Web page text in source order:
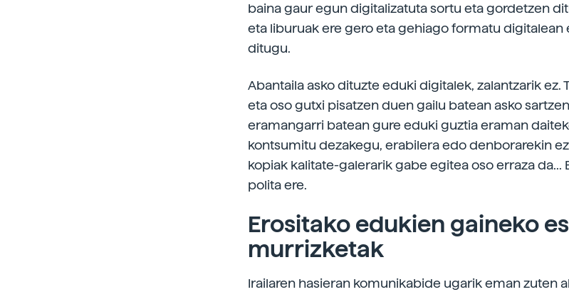
baina gaur egun digitalizatuta sortu eta gordetzen
eta liburuak ere gero eta gehiago formatu digitalean
ditugu.
Abantaila asko dituzte eduki digitalek, zalantzarik ez.
eta oso gutxi pisatzen duen gailu batean asko
eramangarri batean gure eduki guztia eraman
kontsumitu dezakegu, erabilera edo denborarekin
kopiak kalitate-galerarik gabe egitea oso erraza da...
polita ere.
Erositako edukien gaineko
murrizketak
Irailaren hasieran komunikabide ugarik eman zuten